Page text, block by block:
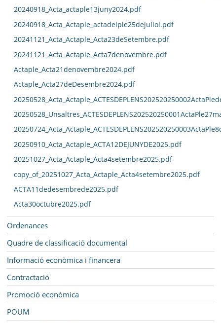
20240918_Acta_actaple13juny2024.pdf
20240918_Acta_Actaple_actadelple25dejuliol.pdf
20241121_Acta_Actaple_Acta23deSetembre.pdf
20241121_Acta_Actaple_Acta7denovembre.pdf
Actaple_Acta21denovembre2024.pdf
Actaple_Acta27deDesembre2024.pdf
20250910_Acta_Actaple_ACTA12DEJUNYDE2025.pdf
20251027_Acta_Actaple_Acta4setembre2025.pdf
copy_of_20251027_Acta_Actaple_Acta4setembre2025.pdf
ACTA11dedesembrede2025.pdf
Acta30octubre2025.pdf
Ordenances
Quadre de classificació documental
Informació econòmica i financera
Contractació
Promoció econòmica
POUM